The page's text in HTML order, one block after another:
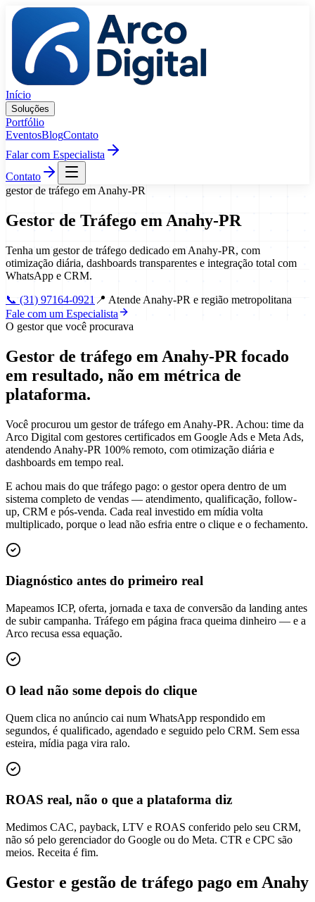
Pular para o conteúdo
Início
Soluções
Portfólio
EventosBlogContato
Falar com Especialista
Contato
gestor de tráfego em Anahy-PR
Gestor de Tráfego em Anahy-PR
Tenha um gestor de tráfego dedicado em Anahy-PR, com
otimização diária, dashboards transparentes e integração total com
WhatsApp e CRM.
📞 (31) 97164-0921 📍 Atende Anahy-PR e região metropolitana
Fale com um Especialista
O gestor que você procurava
Gestor de tráfego em Anahy-PR focado
em resultado, não em métrica de
plataforma.
Você procurou um gestor de tráfego em Anahy-PR. Achou: time da
Arco Digital com gestores certificados em Google Ads e Meta Ads,
atendendo Anahy-PR 100% remoto, com otimização diária e
dashboards em tempo real.
E achou mais do que tráfego pago: o gestor opera dentro de um
sistema completo de vendas — atendimento, qualificação, follow-
up, CRM e pós-venda. Cada real investido em mídia volta
multiplicado, porque o lead não esfria entre o clique e o fechamento.
Diagnóstico antes do primeiro real
Mapeamos ICP, oferta, jornada e taxa de conversão da landing antes
de subir campanha. Tráfego em página fraca queima dinheiro — e a
Arco recusa essa equação.
O lead não some depois do clique
Quem clica no anúncio cai num WhatsApp respondido em
segundos, é qualificado, agendado e seguido pelo CRM. Sem essa
esteira, mídia paga vira ralo.
ROAS real, não o que a plataforma diz
Medimos CAC, payback, LTV e ROAS conferido pelo seu CRM,
não só pelo gerenciador do Google ou do Meta. CTR e CPC são
meios. Receita é fim.
Gestor e gestão de tráfego pago em Anahy